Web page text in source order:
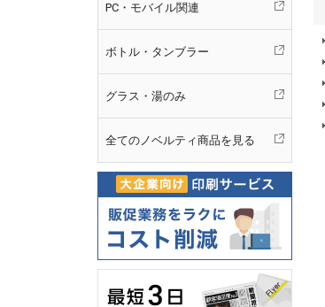
PC・モバイル関連
ボトル・タンブラー
グラス・湯のみ
全てのノベルティ商品を見る